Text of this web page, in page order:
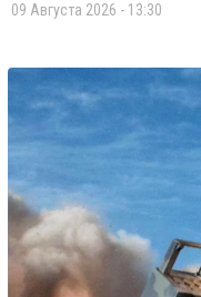
09 Августа 2026 - 13:30